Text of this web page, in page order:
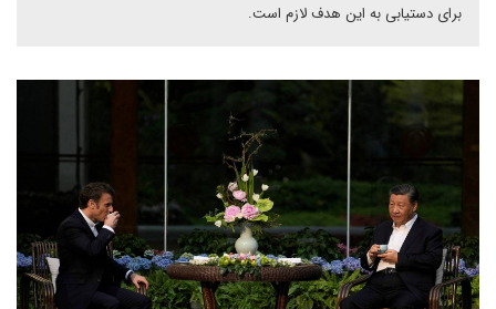
برای دستیابی به این هدف لازم است.